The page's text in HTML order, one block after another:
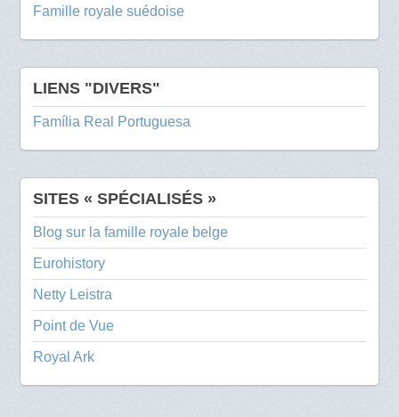
Famille royale suédoise
LIENS "DIVERS"
Família Real Portuguesa
SITES « SPÉCIALISÉS »
Blog sur la famille royale belge
Eurohistory
Netty Leistra
Point de Vue
Royal Ark